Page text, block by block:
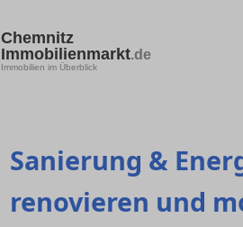
Chemnitz
Immobilienmarkt.de
Immobilien im Überblick
Sanierung &
renovieren und